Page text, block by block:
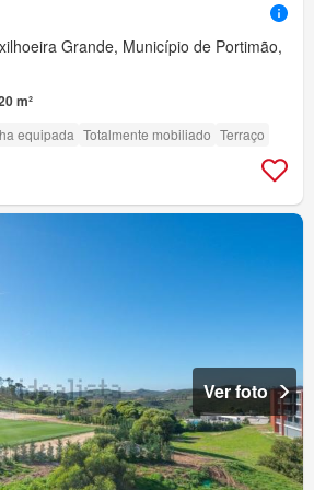
Grande, Município de Portimão,
m²
equipada Totalmente mobiliado Terraço
Ver foto